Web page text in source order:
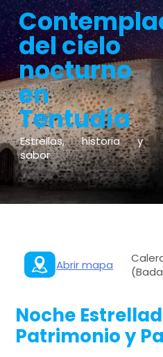
del cielo
nocturno
en
Tentudía
Estrellas, historia y
sabor.
Abrir mapa
Noche
Patrimonio y